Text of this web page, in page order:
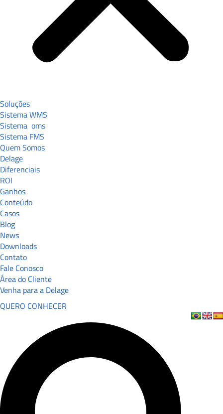
Soluções
Sistema WMS
Sistema oms
Sistema FMS
Quem Somos
Delage
Diferenciais
ROI
Ganhos
Conteúdo
Casos
Blog
News
Downloads
Contato
Fale Conosco
Área do Cliente
Venha para a Delage
QUERO CONHECER